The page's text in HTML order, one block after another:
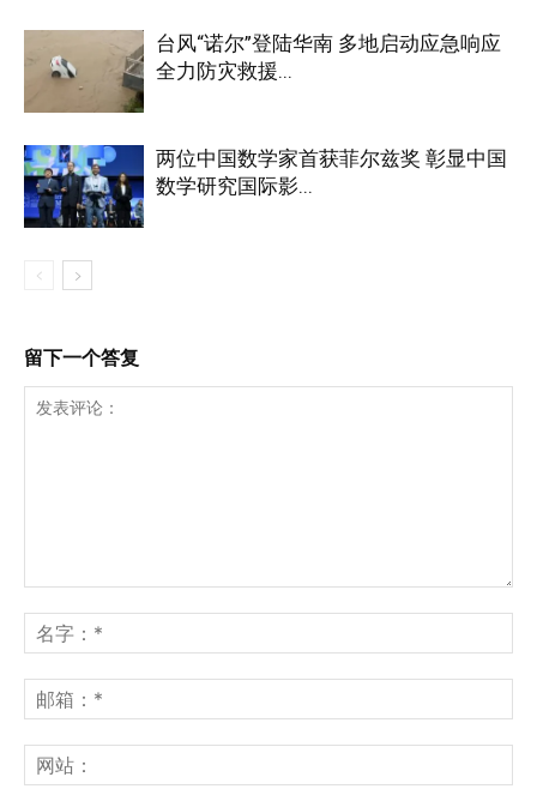
台风“诺尔”登陆华南 多地启动应急响应
全力防灾救援...
两位中国数学家首获菲尔兹奖 彰显中国
数学研究国际影...
留下一个答复